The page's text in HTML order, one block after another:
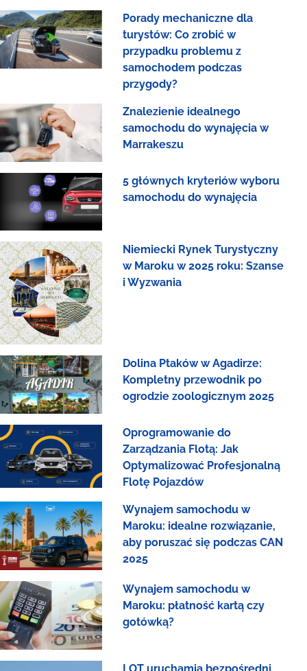
Porady mechaniczne dla
turystów: Co zrobić w
przypadku problemu z
samochodem podczas
przygody?
Znalezienie idealnego
samochodu do wynajęcia w
Marrakeszu
5 głównych kryteriów wyboru
samochodu do wynajęcia
Niemiecki Rynek Turystyczny
w Maroku w 2025 roku: Szanse
i Wyzwania
Dolina Ptaków w Agadirze:
Kompletny przewodnik po
ogrodzie zoologicznym 2025
Oprogramowanie do
Zarządzania Flotą: Jak
Optymalizować Profesjonalną
Flotę Pojazdów
Wynajem samochodu w
Maroku: idealne rozwiązanie,
aby poruszać się podczas CAN
2025
Wynajem samochodu w
Maroku: płatność kartą czy
gotówką?
LOT uruchamia bezpośredni